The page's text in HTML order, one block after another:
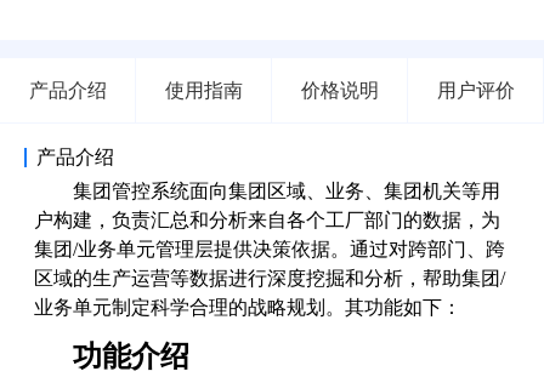
产品介绍 使用指南 价格说明 用户评价
产品介绍